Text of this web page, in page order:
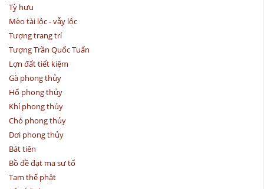
Tỳ hưu
Mèo tài lộc - vẫy lộc
Tượng trang trí
Tượng Trần Quốc Tuấn
Lợn đất tiết kiệm
Gà phong thủy
Hổ phong thủy
Khỉ phong thủy
Chó phong thủy
Dơi phong thủy
Bát tiên
Bồ đề đạt ma sư tổ
Tam thế phật